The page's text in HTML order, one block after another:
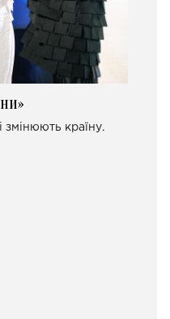
змінюють країну.